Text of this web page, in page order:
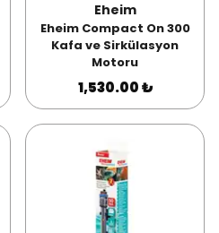
Eheim
Eheim Compact On 300
Kafa ve Sirkülasyon
Motoru
1,530.00 ₺